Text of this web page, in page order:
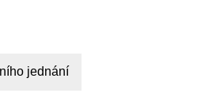
jednání